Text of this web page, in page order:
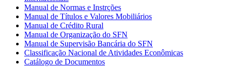
Manual de Normas e Instrções
Manual de Títulos e Valores Mobiliários
Manual de Crédito Rural
Manual de Organização do SFN
Manual de Supervisão Bancária do SFN
Classificação Nacional de Atividades Econômicas
Catálogo de Documentos